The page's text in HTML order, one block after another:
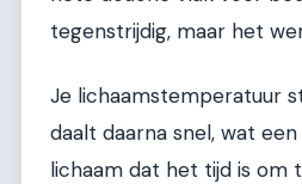
tegenstrijdig, maar het
Je lichaamstemperatuur
daalt daarna snel, wat
lichaam dat het tijd is om